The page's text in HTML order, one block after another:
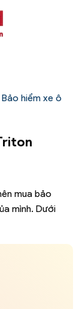
Bảo hiểm xe ô
mua bảo
mình. Dưới